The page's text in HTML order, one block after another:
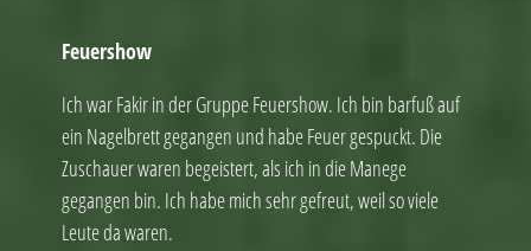
Feuershow
Ich war Fakir in der Gruppe Feuershow. Ich bin barfuß auf
ein Nagelbrett gegangen und habe Feuer gespuckt. Die
Zuschauer waren begeistert, als ich in die Manege
gegangen bin. Ich habe mich sehr gefreut, weil so viele
Leute da waren.